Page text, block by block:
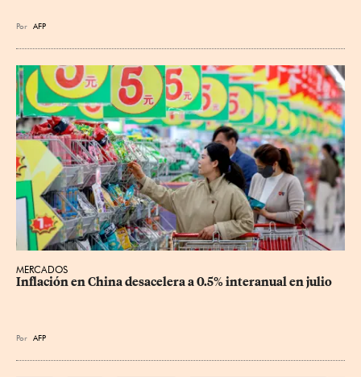
Por AFP
MERCADOS
Inflación en China desacelera a 0.5% interanual en julio
Por AFP